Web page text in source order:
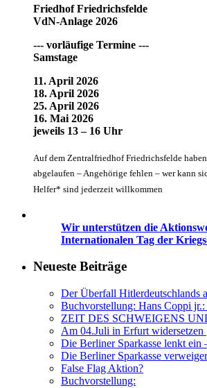
Friedhof Friedrichsfelde
VdN-Anlage 2026
--- vorläufige Termine ---
Samstage
11. April 2026
18. April 2026
25. April 2026
16. Mai 2026
jeweils 13 – 16 Uhr
Auf dem Zentralfriedhof Friedrichsfelde
abgelaufen – Angehörige fehlen – wer kann
Helfer* sind jederzeit willkommen
Wir unterstützen die
Internationalen Tag der
Neueste Beiträge
Der Überfall Hitlerdeutschlands
Buchvorstellung: Hans Coppi
ZEIT DES SCHWEIGENS
Am 04.Juli in Erfurt widersetzen
Die Berliner Sparkasse lenkt
Die Berliner Sparkasse
False Flag Aktion?
Buchvorstellung: